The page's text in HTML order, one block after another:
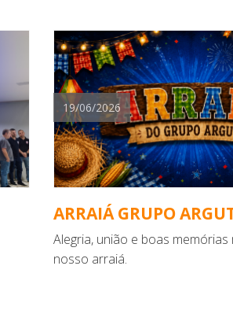
19/06/2026
ARRAIÁ GRUPO
Alegria, união e boas
nosso arraiá.